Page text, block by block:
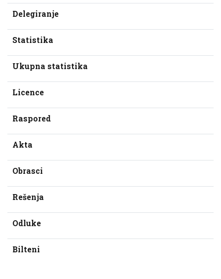
Delegiranje
Statistika
Ukupna statistika
Licence
Raspored
Akta
Obrasci
Rešenja
Odluke
Bilteni